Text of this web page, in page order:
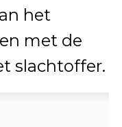
het
met de
slachtoffer.